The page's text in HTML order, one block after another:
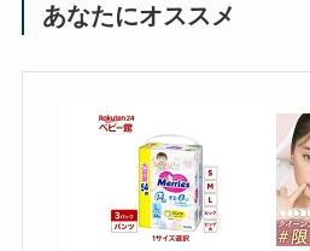
あなたにオススメ